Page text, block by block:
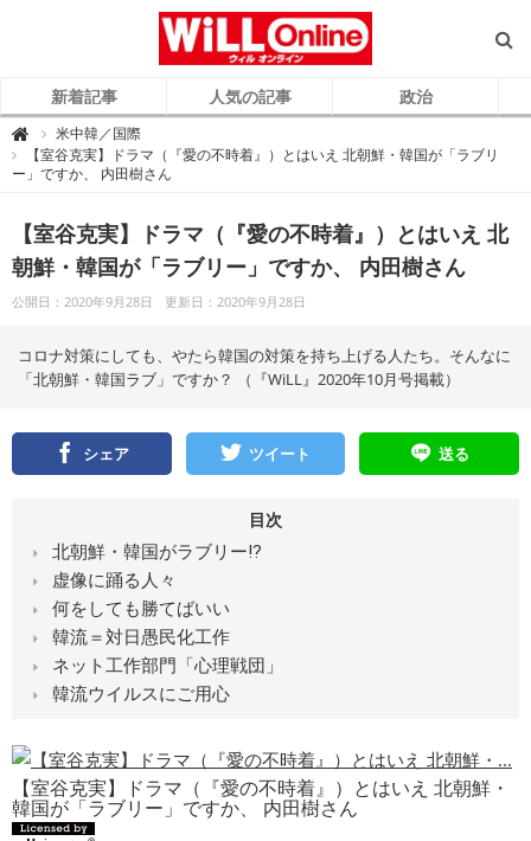
新着記事 人気の記事 政治

L
L
i
n
e
（
ィ
ラ
イ
ン
米中韓／国際
【室谷克実】ドラマ（『愛の不時着』）とはいえ 北朝鮮・韓国が「ラブリ
ー」ですか、 内田樹さん
【室谷克実】ドラマ（『愛の不時着』）とはいえ 北
朝鮮・韓国が「ラブリー」ですか、 内田樹さん
公開日：2020年9月28日 更新日：2020年9月28日
コロナ対策にしても、やたら韓国の対策を持ち上げる人たち。そんなに
「北朝鮮・韓国ラブ」ですか？ （『WiLL』2020年10月号掲載）
シェア ツイート 送る
目次
北朝鮮・韓国がラブリー⁉
虚像に踊る人々
何をしても勝てばいい
韓流＝対日愚民化工作
ネット工作部門「心理戦団」
韓流ウイルスにご用心
【室谷克実】ドラマ（『愛の不時着』）とはいえ 北朝鮮・
韓国が「ラブリー」ですか、 内田樹さん